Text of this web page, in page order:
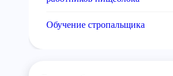
Обучение стропальщика